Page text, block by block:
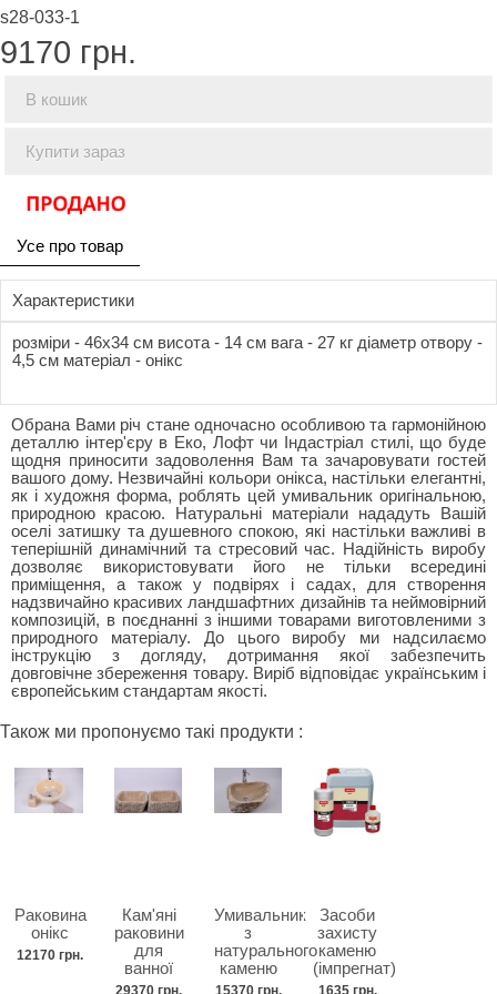
s28-033-1
9170 грн.
В кошик
Купити зараз
Усе про товар
Характеристики
розміри - 46x34 см висота - 14 см вага - 27 кг діаметр отвору -
4,5 см матеріал - онікс
Обрана Вами річ стане одночасно особливою та гармонійною
деталлю інтер'єру в Еко, Лофт чи Індастріал стилі, що буде
щодня приносити задоволення Вам та зачаровувати гостей
вашого дому. Незвичайні кольори онікса, настільки елегантні,
як і художня форма, роблять цей умивальник оригінальною,
природною красою. Натуральні матеріали нададуть Вашій
оселі затишку та душевного спокою, які настільки важливі в
теперішній динамічний та стресовий час. Надійність виробу
дозволяє використовувати його не тільки всередині
приміщення, а також у подвірях і садах, для створення
надзвичайно красивих ландшафтних дизайнів та неймовірний
композицій, в поєднанні з іншими товарами виготовленими з
природного матеріалу. До цього виробу ми надсилаємо
інструкцію з догляду, дотримання якої забезпечить
довговічне збереження товару. Виріб відповідає українським і
європейським стандартам якості.
Також ми пропонуємо такі продукти :
Раковина
онікс
12170 грн.
Кам'яні
раковини
для
ванної
Умивальник
з
натурального
каменю
Засоби
захисту
каменю
(імпрегнат)